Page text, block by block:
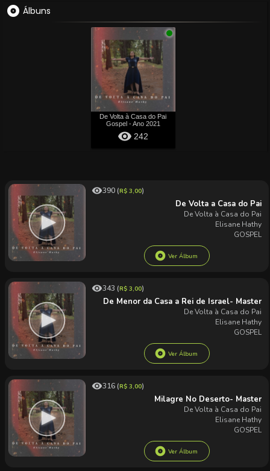
album Álbuns
De Volta à Casa do Pai
Gospel - Ano 2021
visibility 242